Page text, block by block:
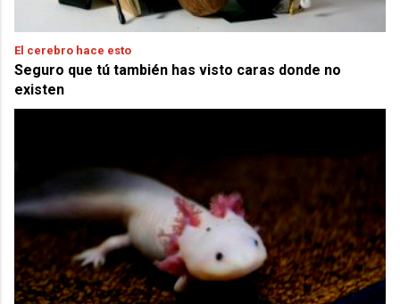
El cerebro hace esto
Seguro que tú también has visto caras donde no
existen